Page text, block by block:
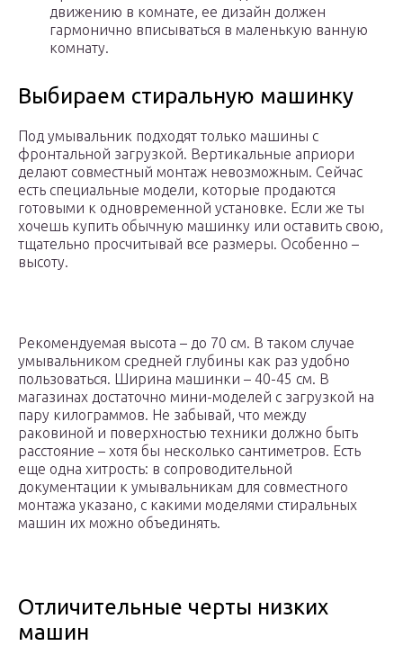
движению в комнате, ее дизайн должен
гармонично вписываться в маленькую ванную
комнату.
Выбираем стиральную машинку
Под умывальник подходят только машины с
фронтальной загрузкой. Вертикальные априори
делают совместный монтаж невозможным. Сейчас
есть специальные модели, которые продаются
готовыми к одновременной установке. Если же ты
хочешь купить обычную машинку или оставить свою,
тщательно просчитывай все размеры. Особенно –
высоту.
Рекомендуемая высота – до 70 см. В таком случае
умывальником средней глубины как раз удобно
пользоваться. Ширина машинки – 40-45 см. В
магазинах достаточно мини-моделей с загрузкой на
пару килограммов. Не забывай, что между
раковиной и поверхностью техники должно быть
расстояние – хотя бы несколько сантиметров. Есть
еще одна хитрость: в сопроводительной
документации к умывальникам для совместного
монтажа указано, с какими моделями стиральных
машин их можно объединять.
Отличительные черты низких
машин